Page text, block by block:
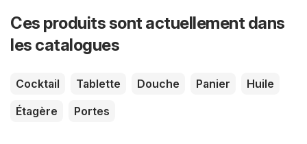
Ces produits sont actuellement dans
les catalogues
Cocktail Tablette Douche Panier
Huile
Étagère
Portes